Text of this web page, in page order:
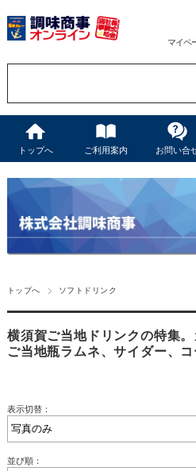
マイペ
トップへ ご利用案内 お問い合
トップへ ソフトドリンク
横須賀ご当地ドリンクの特集
ご当地瓶ラムネ、サイダー、
表示切替：
並び順：